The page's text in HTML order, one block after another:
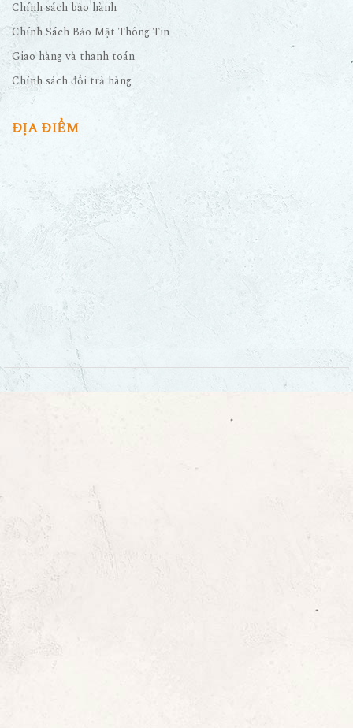
Giao hàng và thanh toán
Chính sách đổi trả hàng
ĐỊA ĐIỂM